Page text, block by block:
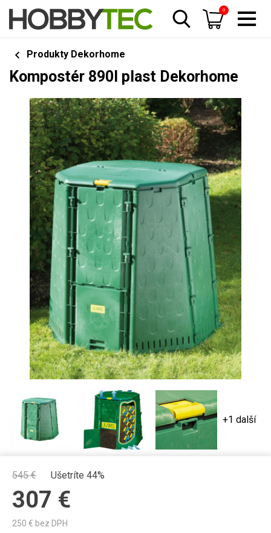
0
Produkty Dekorhome
Kompostér 890l plast Dekorhome
+1 další
545€ Ušetríte 44%
307 €
250 € bez DPH